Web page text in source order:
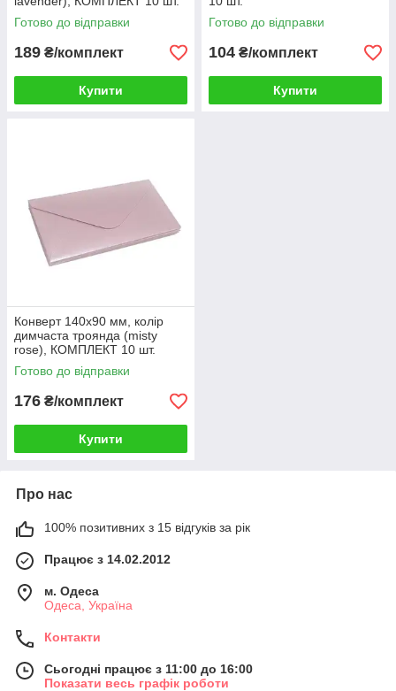
Готово до відправки
189 ₴/комплект
Купити
Готово до відправки
104 ₴/комплект
Купити
Конверт 140x90 мм, колір
димчаста троянда (misty
rose), КОМПЛЕКТ 10 шт.
Готово до відправки
176 ₴/комплект
Купити
Про нас
100% позитивних з 15 відгуків за рік
Працює з 14.02.2012
м. Одеса
Одеса, Україна
Контакти
Сьогодні працює з 11:00 до 16:00
Показати весь графік роботи